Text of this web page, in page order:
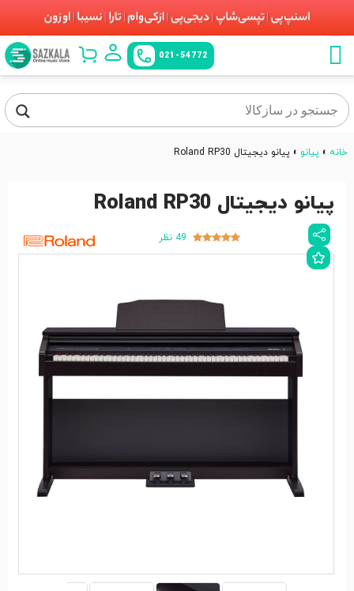
021-54772
خانه » پیانو » پیانو دیجیتال Roland RP30
پیانو دیجیتال Roland RP30
49 نظر